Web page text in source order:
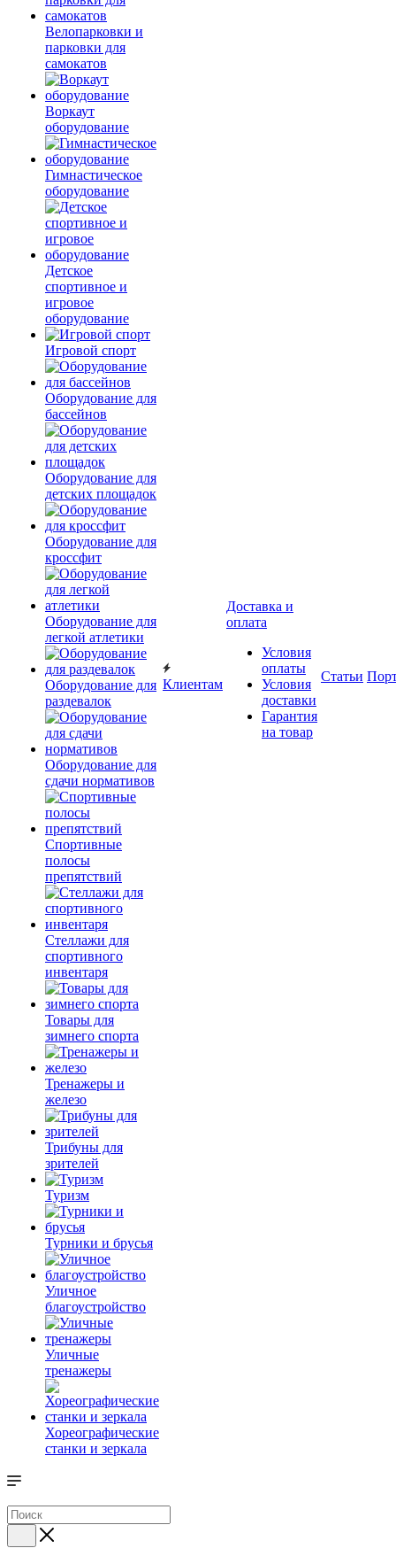
Велопарковки и
парковки для
самокатов
Воркаут
оборудование
Гимнастическое
оборудование
Детское
спортивное и
игровое
оборудование
Игровой спорт
Оборудование для
бассейнов
Оборудование для
детских площадок
Оборудование для
кроссфит
Оборудование для
легкой атлетики
Оборудование для
раздевалок
Оборудование для
сдачи нормативов
Спортивные
полосы
препятствий
Стеллажи для
спортивного
инвентаря
Товары для
зимнего спорта
Тренажеры и
железо
Трибуны для
зрителей
Туризм
Турники и брусья
Уличное
благоустройство
Уличные
тренажеры
Хореографические
станки и зеркала
Клиентам
Доставка и
оплата
Условия
оплаты
Условия
доставки
Гарантия
на товар
Статьи